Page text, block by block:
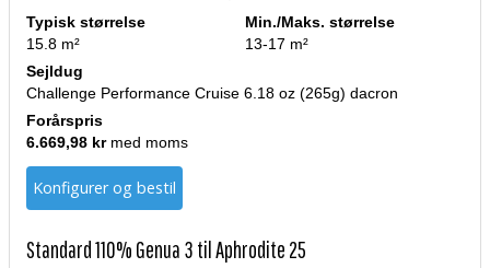
Typisk størrelse
15.8 m²
Min./Maks. størrelse
13-17 m²
Sejldug
Challenge Performance Cruise 6.18 oz (265g) dacron
Forårspris
6.669,98 krmed moms
Konfigurer og bestil
Standard 110% Genua 3 til Aphrodite 25